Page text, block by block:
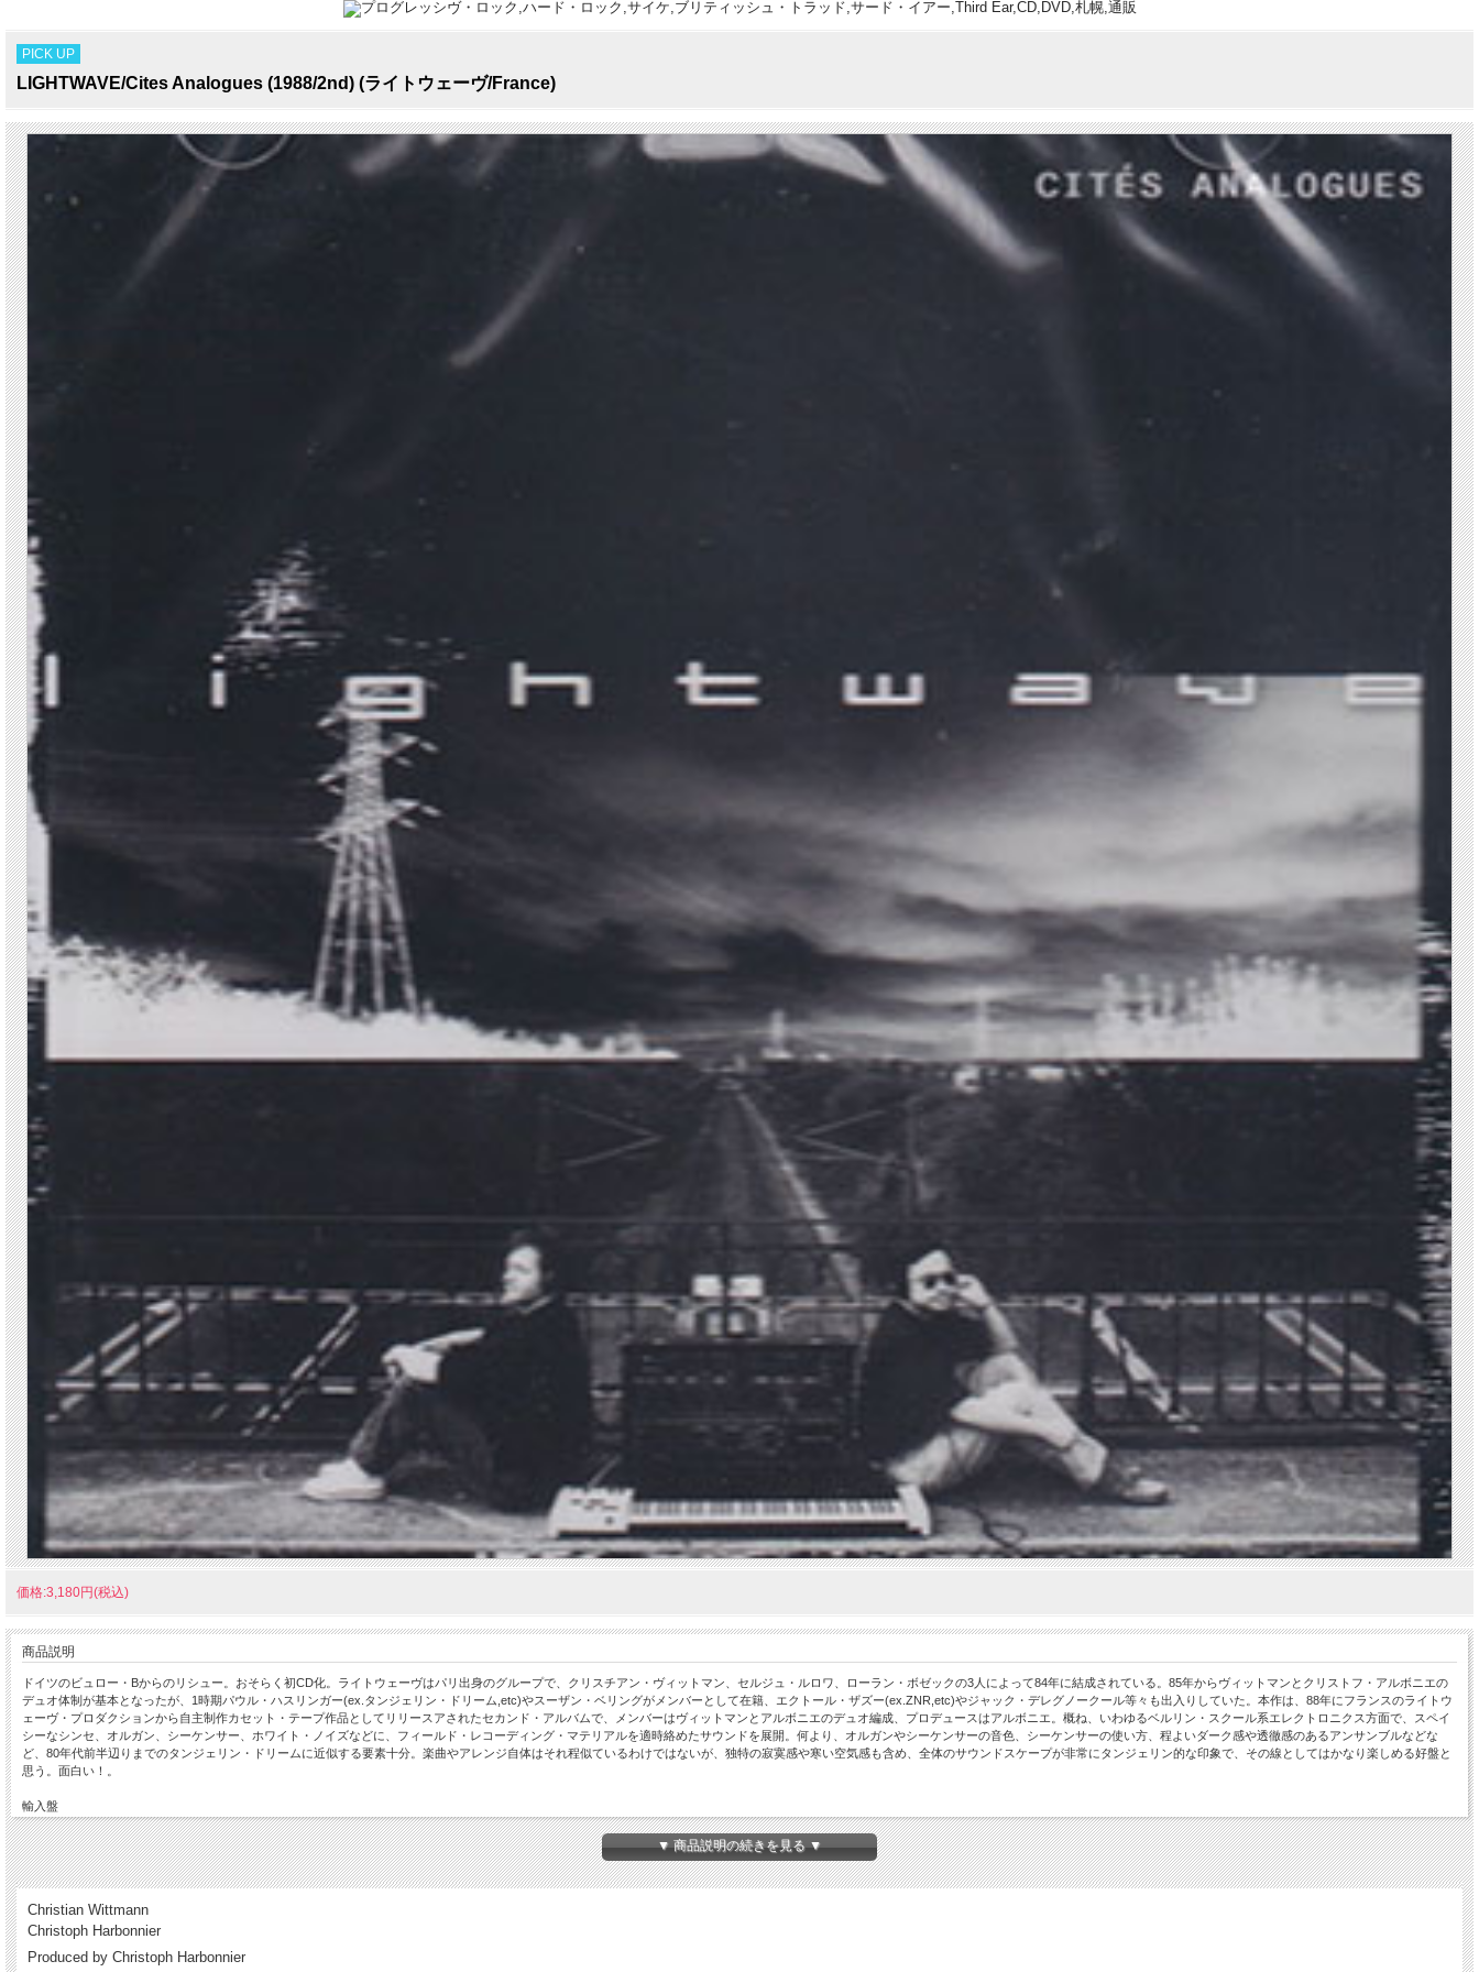
PICK UP
LIGHTWAVE/Cites Analogues (1988/2nd) (ライトウェーヴ/France)
価格:3,180円(税込)
商品説明
ドイツのビュロー・Bからのリシュー。おそらく初CD化。ライトウェーヴはパリ出身のグループで、クリスチアン・ヴィットマン、セルジュ・ルロワ、ローラン・ボゼックの3人によって84年に結成されている。85年からヴィットマンとクリストフ・アルボニエの
デュオ体制が基本となったが、1時期パウル・ハスリンガー(ex.タンジェリン・ドリーム,etc)やスーザン・ベリングがメンバーとして在籍、エクトール・ザズー(ex.ZNR,etc)やジャック・デレグノークール等々も出入りしていた。本作は、88年にフランスのライトウ
ェーヴ・プロダクションから自主制作カセット・テープ作品としてリリースアされたセカンド・アルバムで、メンバーはヴィットマンとアルボニエのデュオ編成、プロデュースはアルボニエ。概ね、いわゆるベルリン・スクール系エレクトロニクス方面で、スペイ
シーなシンセ、オルガン、シーケンサー、ホワイト・ノイズなどに、フィールド・レコーディング・マテリアルを適時絡めたサウンドを展開。何より、オルガンやシーケンサーの音色、シーケンサーの使い方、程よいダーク感や透徹感のあるアンサンブルなどな
ど、80年代前半辺りまでのタンジェリン・ドリームに近似する要素十分。楽曲やアレンジ自体はそれ程似ているわけではないが、独特の寂寞感や寒い空気感も含め、全体のサウンドスケープが非常にタンジェリン的な印象で、その線としてはかなり楽しめる好盤と
思う。面白い！。
輸入盤
(Psyche/Electronics,Noise,Musique Concrete / Jewel-case CD(2024) / Bureau B/German)
▼ 商品説明の続きを見る ▼
Christian Wittmann
Christoph Harbonnier
Produced by Christoph Harbonnier